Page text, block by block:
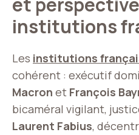
institutions
Les institutions
cohérent : exécutif
Macron et François
bicaméral vigilant,
Laurent Fabius,